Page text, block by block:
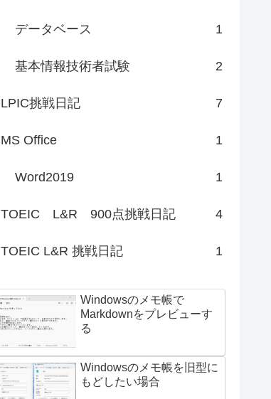
データベース 1
基本情報技術者試験 2
LPIC挑戦日記 7
MS Office 1
Word2019 1
TOEIC L&R 900点挑戦日記 4
TOEIC L&R 挑戦日記 1
Windowsのメモ帳で
Markdownをプレビューす
る
Windowsのメモ帳を旧型に
もどしたい場合